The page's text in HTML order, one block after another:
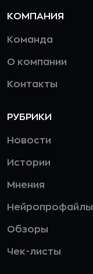
КОМПАНИЯ
Команда
О компании
Контакты
РУБРИКИ
Новости
Истории
Мнения
Нейропрофайлы
Обзоры
Чек-листы